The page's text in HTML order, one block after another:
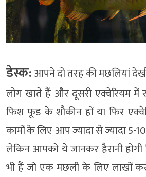
डेस्क:आपने दो तरह की मछलियां
लोग खाते हैं और दूसरी एक्वेरियम में
फिश फूड के शौकीन हों या फिर
कामों के लिए आप ज्यादा से ज्यादा 5-
लेकिन आपको ये जानकर हैरानी
भी हैं जो एक मछली के लिए लाखों